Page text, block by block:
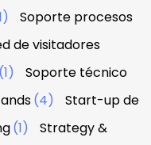
Soporte procesos
de visitadores
(1)
Soporte técnico
(4)
Start-up de
(1)
Strategy &